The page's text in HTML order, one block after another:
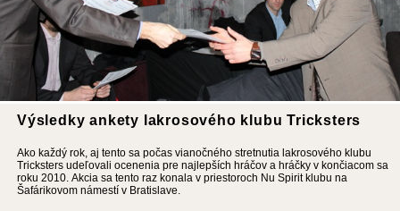
Výsledky ankety lakrosového klubu Tricksters
Ako každý rok, aj tento sa počas vianočného stretnutia lakrosového klubu
Tricksters udeľovali ocenenia pre najlepších hráčov a hráčky v končiacom sa
roku 2010. Akcia sa tento raz konala v priestoroch Nu Spirit klubu na
Šafárikovom námestí v Bratislave.